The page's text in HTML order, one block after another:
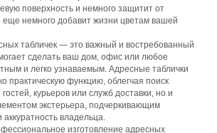
поверхность и немного защитит от
еще немного добавит жизни цветам вашей
табличек — это важный и востребованный
сделать ваш дом, офис или любое
и легко узнаваемым. Адресные таблички
практическую функцию, облегчая поиск
курьеров или служб доставки, но и
экстерьера, подчеркивающим
владельца.
изготовление адресных